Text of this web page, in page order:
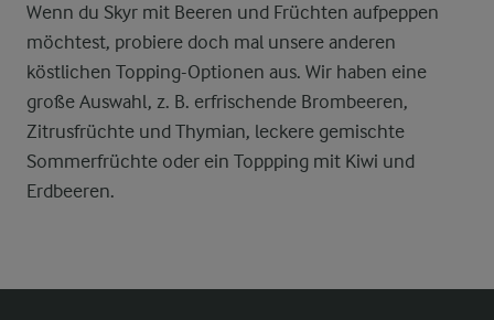
Wenn du Skyr mit Beeren und Früchten aufpeppen
möchtest, probiere doch mal unsere anderen
köstlichen Topping-Optionen aus. Wir haben eine
große Auswahl, z. B. erfrischende Brombeeren,
Zitrusfrüchte und Thymian, leckere gemischte
Sommerfrüchte oder ein Toppping mit Kiwi und
Erdbeeren.